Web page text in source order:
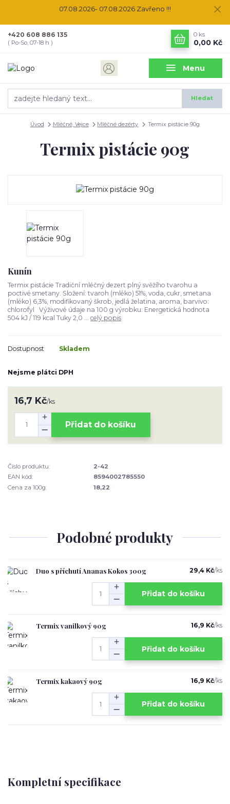
07.08.2026- 07.08.2026 Zavřeno !!!
Menu
Hledat
+420 608 886 135
( Po-So, 07-18 h )
0 ks
0,00 Kč
Úvod Mléčné, Vejce Mléčné dezérty Termix pistácie 90g
Termix pistácie 90g
Kunín
Termix pistácie Tradiční mléčný dezert plný svěžího tvarohu a
poctivé smetany. Složení: tvaroh (mléko) 51%, voda, cukr, smetana
(mléko) 6,3%, modifikovaný škrob, jedlá želatina, aroma, barvivo:
chlorofyl Výživové údaje na 100 g výrobku: Energetická hodnota
504 kJ / 119 kcal Tuky 2,0 ... celý popis
Dostupnost Skladem
Nejsme plátci DPH
16,7 Kč/ks
Přidat do košíku
Číslo produktu:
2-42
EAN kód:
8594002785550
Cena za 100g:
18,22
Podobné produkty
Duo s příchutí Ananas Kokos 300g 29,4 Kč/ks
Přidat do košíku
Termix vanilkový 90g 16,9 Kč/ks
Přidat do košíku
Termix kakaový 90g 16,9 Kč/ks
Přidat do košíku
Kompletní specifikace